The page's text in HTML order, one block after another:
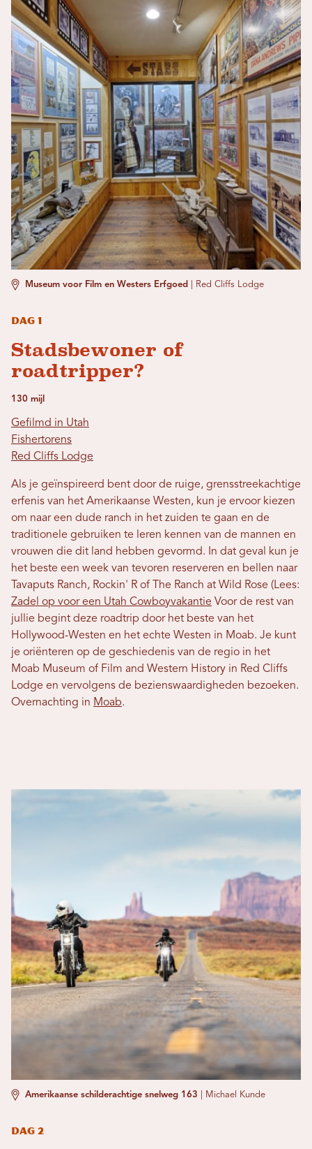
Museum voor Film en Westers Erfgoed Red Cliffs Lodge
Dag 1
Stadsbewoner of
roadtripper?
130 mijl
Gefilmd in Utah
Fishertorens
Red Cliffs Lodge
Als je geïnspireerd bent door de ruige, grensstreekachtige
erfenis van het Amerikaanse Westen, kun je ervoor kiezen
om naar een dude ranch in het zuiden te gaan en de
traditionele gebruiken te leren kennen van de mannen en
vrouwen die dit land hebben gevormd. In dat geval kun je
het beste een week van tevoren reserveren en bellen naar
Tavaputs Ranch, Rockin' R of The Ranch at Wild Rose (Lees:
Zadel op voor een Utah Cowboyvakantie Voor de rest van
jullie begint deze roadtrip door het beste van het
Hollywood-Westen en het echte Westen in Moab. Je kunt
je oriënteren op de geschiedenis van de regio in het
Moab Museum of Film and Western History in Red Cliffs
Lodge en vervolgens de bezienswaardigheden bezoeken.
Overnachting in Moab.
Amerikaanse schilderachtige snelweg 163 Michael Kunde
Dag 2